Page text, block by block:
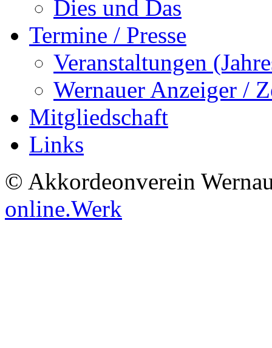
Dies und Das
Termine / Presse
Veranstaltungen
Wernauer Anzeiger /
Mitgliedschaft
Links
© Akkordeonverein
online.Werk